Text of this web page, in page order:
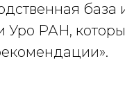
Уро РАН,